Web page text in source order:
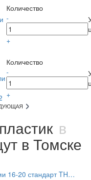
Количество
-
+
Количество
-
+
в
в Томске
16-20 стандарт TH